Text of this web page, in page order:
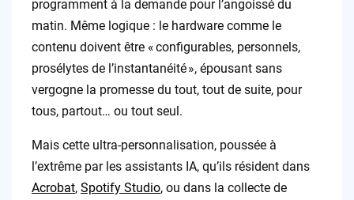
programment à la demande pour l’angoissé du
matin. Même logique : le hardware comme le
contenu doivent être « configurables, personnels,
prosélytes de l’instantanéité », épousant sans
vergogne la promesse du tout, tout de suite, pour
tous, partout… ou tout seul.
Mais cette ultra-personnalisation, poussée à
l’extrême par les assistants IA, qu’ils résident dans
Acrobat, Spotify Studio, ou dans la collecte de